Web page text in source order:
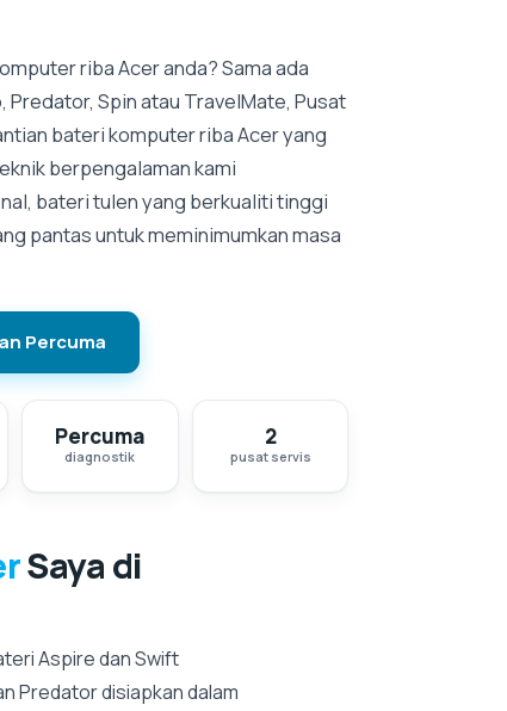
riba Acer anda? Sama ada
Spin atau TravelMate, Pusat
bateri komputer riba Acer yang
berpengalaman kami
bateri tulen yang berkualiti tinggi
pantas untuk meminimumkan masa
Percuma
Percuma
diagnostik
2
pusat servis
Saya di
Aspire dan Swift
Predator disiapkan dalam